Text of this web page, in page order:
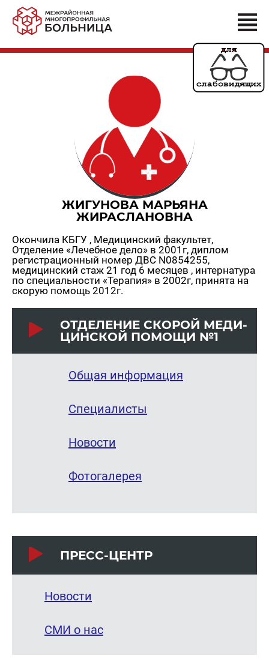
ЖИГУНОВА МАРЬЯНА
ЖИРАСЛАНОВНА
Окончила КБГУ , Медицинский факультет,
Отделение «Лечебное дело» в 2001г, диплом
регистрационный номер ДВС N0854255,
медицинский стаж 21 год 6 месяцев , интернатура
по специальности «Терапия» в 2002г, принята на
скорую помощь 2012г.
ОТ­ДЕ­ЛЕ­НИЕ СКО­РОЙ МЕ­ДИ­
ЦИН­СКОЙ ПО­МО­ЩИ №1
Общая информация
Специалисты
Новости
Фотогалерея
ПРЕСС-ЦЕНТР
Новости
СМИ о нас